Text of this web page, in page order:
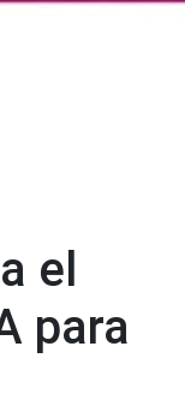
el
para